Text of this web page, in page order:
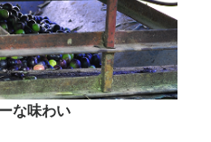
な味わい